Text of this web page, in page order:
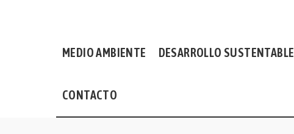
MEDIO AMBIENTE DESARROLLO SUSTENTABLE
CONTACTO